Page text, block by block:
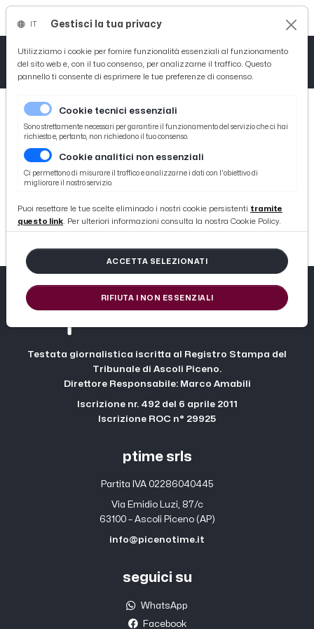
ERROR: #BUYBZNXL1515MNO7MVM0FHLX2LMT8DU1
Testata giornalistica iscritta al Registro Stampa del
Tribunale di Ascoli Piceno.
Direttore Responsabile: Marco Amabili
Iscrizione nr. 492 del 6 aprile 2011
Iscrizione ROC n° 29925
ptime srls
Partita IVA 02286040445
Via Emidio Luzi, 87/c
63100 – Ascoli Piceno (AP)
info@picenotime.it
seguici su
WhatsApp
Facebook
Gestisci la tua privacy
Utilizziamo i cookie per fornire funzionalità essenziali al funzionamento
del sito web e, con il tuo consenso, per analizzarne il traffico. Questo
pannello ti consente di esprimere le tue preferenze di consenso.
Cookie tecnici essenziali
Sono strettamente necessari per garantire il funzionamento del servizio che ci hai
richiesto e, pertanto, non richiedono il tuo consenso.
Cookie analitici non essenziali
Ci permettono di misurare il traffico e analizzarne i dati con l'obiettivo di
migliorare il nostro servizio.
Puoi resettare le tue scelte eliminado i nostri cookie persistenti tramite
questo link. Per ulteriori informazioni consulta la nostra Cookie Policy.
ACCETTA SELEZIONATI
RIFIUTA I NON ESSENZIALI
Tutto News
Tutto Sport
Basket
Ciclismo
Tutto Curiosità